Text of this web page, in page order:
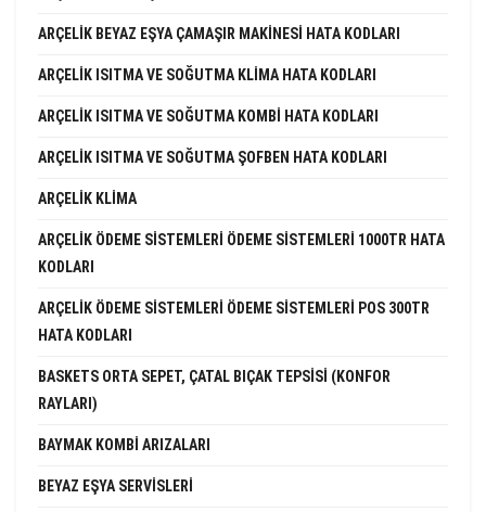
ARÇELIK BEYAZ EŞYA ÇAMAŞIR MAKINESI HATA KODLARI
ARÇELIK ISITMA VE SOĞUTMA KLIMA HATA KODLARI
ARÇELIK ISITMA VE SOĞUTMA KOMBI HATA KODLARI
ARÇELIK ISITMA VE SOĞUTMA ŞOFBEN HATA KODLARI
ARÇELIK KLIMA
ARÇELIK ÖDEME SISTEMLERI ÖDEME SISTEMLERI 1000TR HATA
KODLARI
ARÇELIK ÖDEME SISTEMLERI ÖDEME SISTEMLERI POS 300TR
HATA KODLARI
BASKETS ORTA SEPET, ÇATAL BIÇAK TEPSISI (KONFOR
RAYLARI)
BAYMAK KOMBI ARIZALARI
BEYAZ EŞYA SERVISLERI